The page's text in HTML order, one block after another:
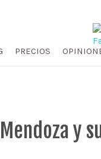
PRECIOS
y